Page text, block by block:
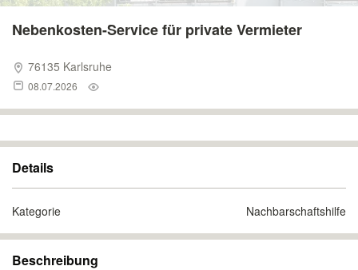
Nebenkosten-Service für private Vermieter
76135 Karlsruhe
08.07.2026
Details
Kategorie Nachbarschaftshilfe
Beschreibung